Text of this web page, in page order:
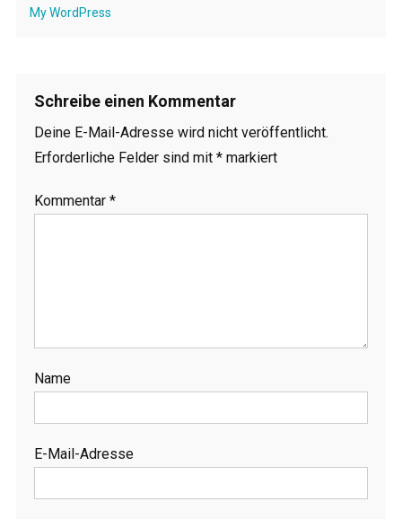
My WordPress
Schreibe einen Kommentar
Deine E-Mail-Adresse wird nicht veröffentlicht.
Erforderliche Felder sind mit *markiert
Kommentar *
Name
E-Mail-Adresse